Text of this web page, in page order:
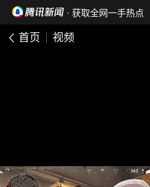
· 获取全网一手热点
首页 视频